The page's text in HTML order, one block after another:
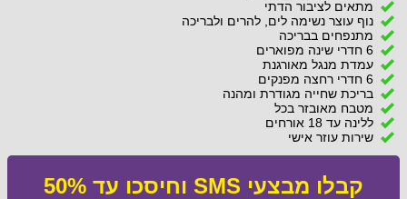
מתאים לציבור הדתי
נוף עוצר נשימה לים, להרים ולבריכה
מתנפחים בבריכה
6 חדרי שינה מפוארים
עמדת מנגל מאורגנת
6 חדרי רחצה מפנקים
בריכת שחייה מגודרת ומהנה
מטבח מאובזר בכל
ללינה עד 18 אורחים
שירות עוזר אישי
קבלו מבצעי SMS וחיסכו עד 50%